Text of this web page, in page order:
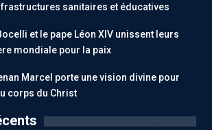
sanitaires et éducatives
et le pape Léon XIV unissent leurs
mondiale pour la paix
Marcel porte une vision divine pour
corps du Christ